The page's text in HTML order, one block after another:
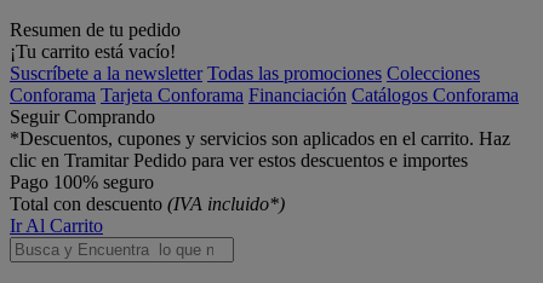
Resumen de tu pedido
¡Tu carrito está vacío!
Suscríbete a la newsletter Todas las promociones Colecciones
Conforama Tarjeta Conforama Financiación Catálogos Conforama
Seguir Comprando
*Descuentos, cupones y servicios son aplicados en el carrito. Haz
clic en Tramitar Pedido para ver estos descuentos e importes
Pago 100% seguro
Total con descuento (IVA incluido*)
Ir Al Carrito